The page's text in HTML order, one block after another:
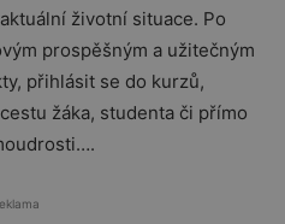
životní situace. Po
prospěšným a užitečným
přihlásit se do kurzů,
žáka, studenta či přímo